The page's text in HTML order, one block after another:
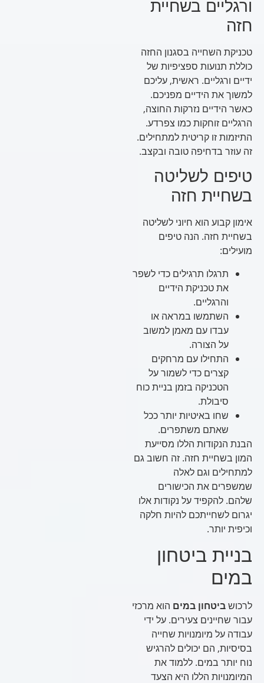
ורגליים בשחיית
חזה
טכניקת השחייה בסגנון החזה
כוללת תנועות ספציפיות של
ידיים ורגליים. ראשית, עליכם
למשוך את הידיים מפניכם.
כאשר הידיים נזרקות החוצה,
הרגליים זוחקות כמו צפרדע.
התיזמות זו קריטית למתחילים.
זה עוזר בדחיפה טובה ובקצב.
טיפים לשליטה
בשחיית חזה
אימון קבוע הוא חיוני לשליטה
בשחיית חזה. הנה טיפים
מועילים:
תרגלו תרגילים כדי לשפר
את טכניקת הידיים
והרגליים.
השתמשו במראה או
עבדו עם מאמן למשוב
על הצורה.
התחילו עם מרחקים
קצרים כדי לשמור על
הטכניקה בזמן בניית כוח
סיבולת.
שחו באיטיות יותר ככל
שאתם משתפרים.
הבנת הנקודות הללו מסייעת
המון בשחיית חזה. זה חשוב גם
למתחילים וגם לאלה
שמשפרים את הכישורים
שלהם. להקפיד על נקודות אלו
יגרום לשחייתכם להיות חלקה
וכיפית יותר.
בניית ביטחון
במים
לרכושביטחון במיםהוא מרכזי
עבור שחיינים צעירים. על ידי
עבודה על מיומנויות שחייה
בסיסיות, הם יכולים להרגיש
נוח יותר במים. ללמוד את
המיומנויות הללו היא הצעד